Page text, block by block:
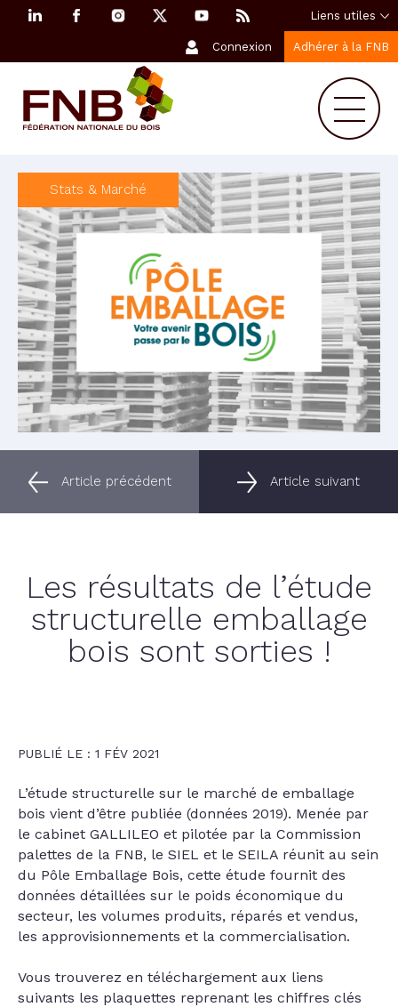
Liens utiles
Connexion Adhérer à la FNB
Stats & Marché
Article précédent Article suivant
Les résultats de l’étude
structurelle emballage
bois sont sorties !
PUBLIÉ LE : 1 FÉV 2021
L’étude structurelle sur le marché de emballage
bois vient d’être publiée (données 2019). Menée par
le cabinet GALLILEO et pilotée par la Commission
palettes de la FNB, le SIEL et le SEILA réunit au sein
du Pôle Emballage Bois, cette étude fournit des
données détaillées sur le poids économique du
secteur, les volumes produits, réparés et vendus,
les approvisionnements et la commercialisation.
Vous trouverez en téléchargement aux liens
suivants les plaquettes reprenant les chiffres clés